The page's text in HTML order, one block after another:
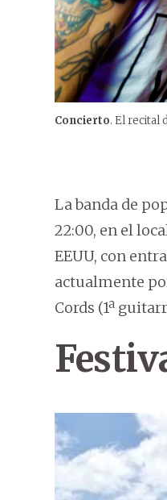
Concierto. El recital
La banda de
22:00, en el
EEUU, con
actualmente
Cords (1ª